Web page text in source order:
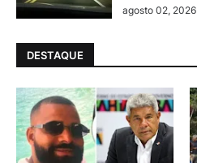
agosto 02, 2026
DESTAQUE